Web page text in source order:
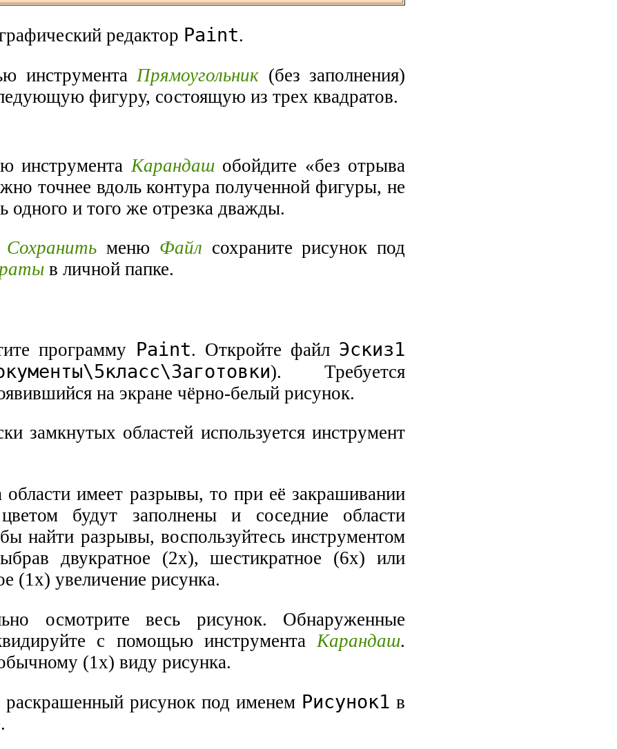
редактор Paint.
инструмента Прямоугольник (без заполнения)
фигуру, состоящую из трех квадратов.
инструмента Карандашобойдите «без отрыва
точнее вдоль контура полученной фигуры, не
одного и того же отрезка дважды.
Сохранить меню Файл сохраните рисунок под
в личной папке.
программу Paint. Откройте файл Эскиз1
). Требуется
на экране чёрно-белый рисунок.
замкнутых областей используется инструмент
области имеет разрывы, то при её закрашивании
будут заполнены и соседние области
найти разрывы, воспользуйтесь инструментом
двукратное (2х), шестикратное (6х) или
(1х) увеличение рисунка.
осмотрите весь рисунок. Обнаруженные
с помощью инструмента Карандаш.
(1х) виду рисунка.
раскрашенный рисунок под именем Рисунок1 в